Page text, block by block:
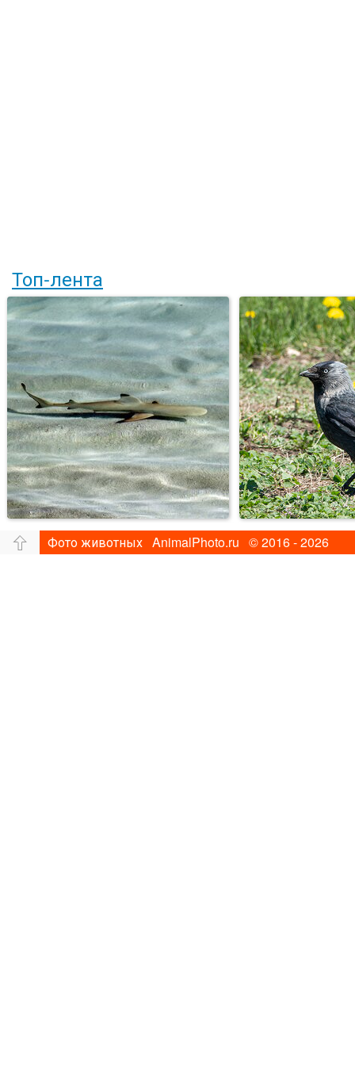
Топ-лента
Фото животных AnimalPhoto.ru © 2016 - 2026